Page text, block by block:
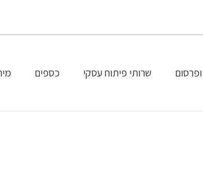
ופרסום שרותי פיתוח עסקי כספים